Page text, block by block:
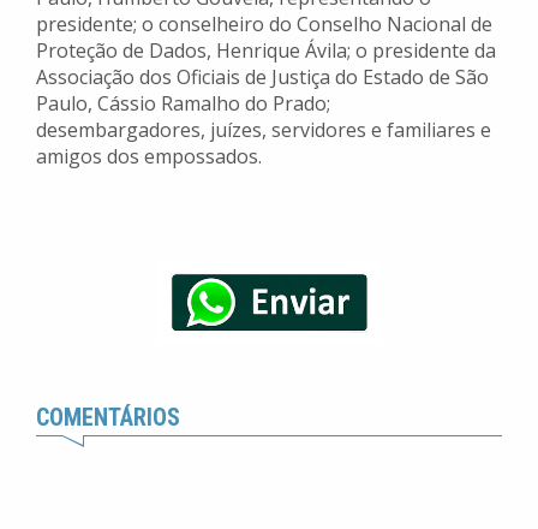
presidente; o conselheiro do Conselho Nacional de
Proteção de Dados, Henrique Ávila; o presidente da
Associação dos Oficiais de Justiça do Estado de São
Paulo, Cássio Ramalho do Prado;
desembargadores, juízes, servidores e familiares e
amigos dos empossados.
COMENTÁRIOS